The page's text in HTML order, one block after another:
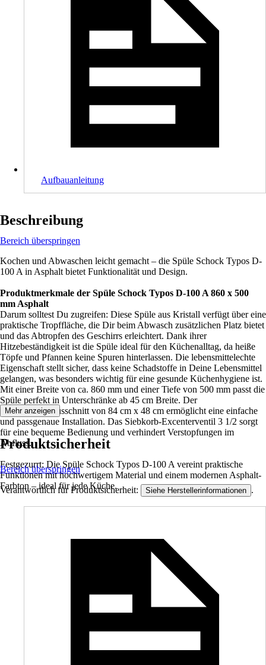
Aufbauanleitung
Beschreibung
Bereich überspringen
Kochen und Abwaschen leicht gemacht – die Spüle Schock Typos D-
100 A in Asphalt bietet Funktionalität und Design.
Produktmerkmale der Spüle Schock Typos D-100 A 860 x 500
mm Asphalt
Darum solltest Du zugreifen: Diese Spüle aus Kristall verfügt über eine
praktische Tropffläche, die Dir beim Abwasch zusätzlichen Platz bietet
und das Abtropfen des Geschirrs erleichtert. Dank ihrer
Hitzebeständigkeit ist die Spüle ideal für den Küchenalltag, da heiße
Töpfe und Pfannen keine Spuren hinterlassen. Die lebensmittelechte
Eigenschaft stellt sicher, dass keine Schadstoffe in Deine Lebensmittel
gelangen, was besonders wichtig für eine gesunde Küchenhygiene ist.
Mit einer Breite von ca. 860 mm und einer Tiefe von 500 mm passt die
Spüle perfekt in Unterschränke ab 45 cm Breite. Der
Arbeitsplattenausschnitt von 84 cm x 48 cm ermöglicht eine einfache
und passgenaue Installation. Das Siebkorb-Excenterventil 3 1/2 sorgt
für eine bequeme Bedienung und verhindert Verstopfungen im
Abfluss.
Festgezurrt: Die Spüle Schock Typos D-100 A vereint praktische
Funktionen mit hochwertigem Material und einem modernen Asphalt-
Farbton – ideal für jede Küche.
Mehr anzeigen
Produktsicherheit
Bereich überspringen
Verantwortlich für Produktsicherheit: Siehe Herstellerinformationen .